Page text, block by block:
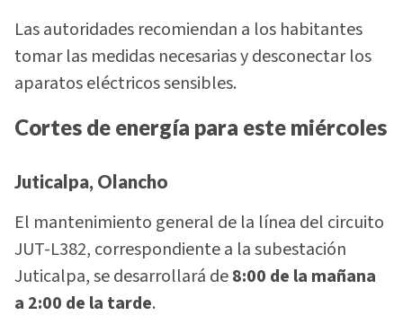
Las autoridades recomiendan a los habitantes
tomar las medidas necesarias y desconectar los
aparatos eléctricos sensibles.
Cortes de energía para este miércoles
Juticalpa, Olancho
El mantenimiento general de la línea del circuito
JUT-L382, correspondiente a la subestación
Juticalpa, se desarrollará de8:00 de la mañana
a 2:00 de la tarde.